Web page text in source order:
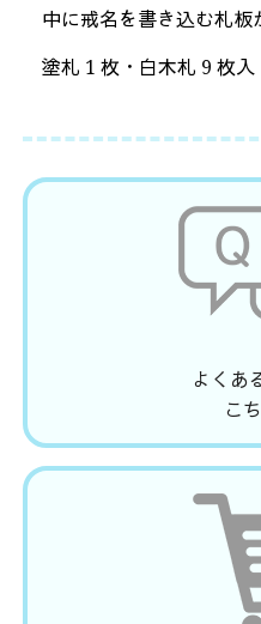
中に戒名を書き込む札板
塗札 1 枚・白木札 9 枚入
よくあ
こ